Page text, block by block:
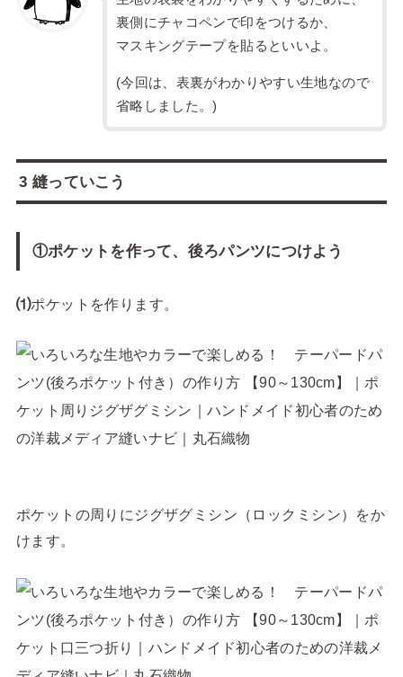
裏側にチャコペンで印をつけるか、
マスキングテープを貼るといいよ。
(今回は、表裏がわかりやすい生地なので
省略しました。)
3 縫っていこう
①ポケットを作って、後ろパンツにつけよう
⑴ポケットを作ります。
ポケットの周りにジグザグミシン（ロックミシン）をか
けます。